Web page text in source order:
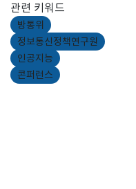
관련 키워드
방통위
정보통신정책연구원
인공지능
콘퍼런스